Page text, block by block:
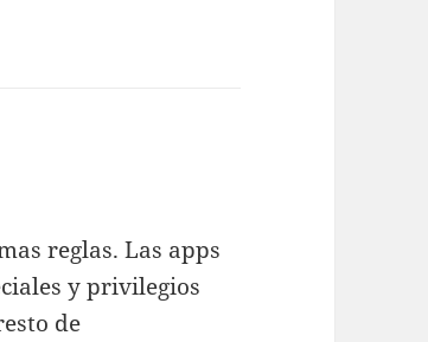
reglas. Las apps
y privilegios
de